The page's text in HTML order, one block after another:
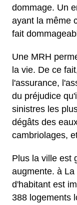
dommage. Un
ayant la même
fait
Une MRH
la vie. De ce
l'assurance,
du préjudice
sinistres les
dégâts des
cambriolages,
Plus la ville est
augmente. à
d'habitant est
388 logements